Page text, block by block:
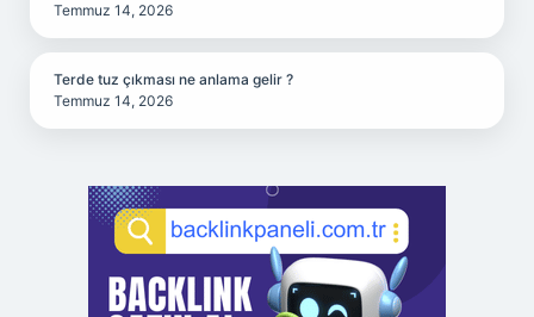
Temmuz 14, 2026
Terde tuz çıkması ne anlama gelir ?
Temmuz 14, 2026